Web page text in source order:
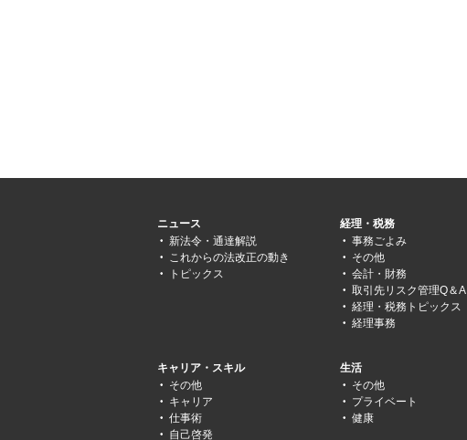
ニュース
新法令・通達解説
これからの法改正の動き
トピックス
経理・税務
事務ごよみ
その他
会計・財務
取引先リスク管理Q＆A
経理・税務トピックス
経理事務
キャリア・スキル
その他
キャリア
仕事術
自己啓発
生活
その他
プライベート
健康